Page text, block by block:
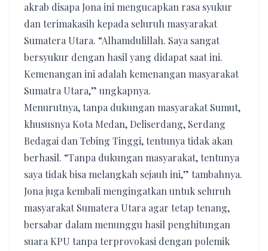
akrab disapa Jona ini mengucapkan rasa syukur
dan terimakasih kepada seluruh masyarakat
Sumatera Utara. “Alhamdulillah. Saya sangat
bersyukur dengan hasil yang didapat saat ini.
Kemenangan ini adalah kemenangan masyarakat
Sumatra Utara,” ungkapnya.
Menurutnya, tanpa dukungan masyarakat Sumut,
khususnya Kota Medan, Deliserdang, Serdang
Bedagai dan Tebing Tinggi, tentunya tidak akan
berhasil. “Tanpa dukungan masyarakat, tentunya
saya tidak bisa melangkah sejauh ini,” tambahnya.
Jona juga kembali mengingatkan untuk seluruh
masyarakat Sumatera Utara agar tetap tenang,
bersabar dalam menunggu hasil penghitungan
suara KPU tanpa terprovokasi dengan polemik